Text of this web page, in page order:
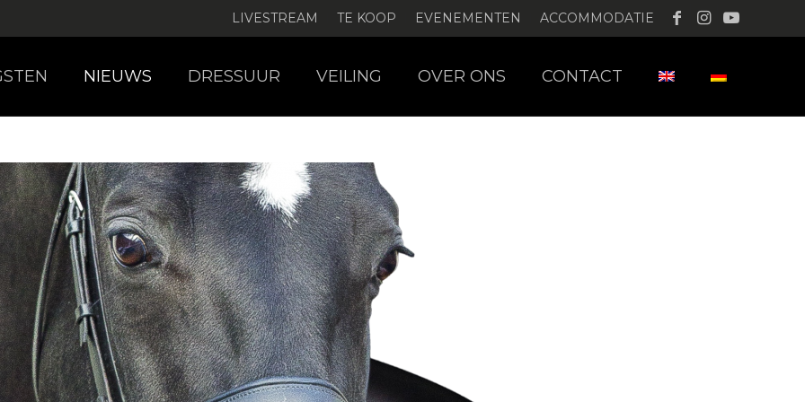
LIVESTREAM TE KOOP EVENEMENTEN ACCOMMODATIE
NIEUWS DRESSUUR VEILING OVER ONS CONTACT